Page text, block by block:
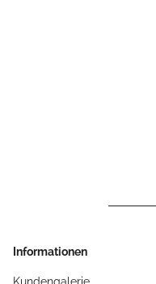
Informationen